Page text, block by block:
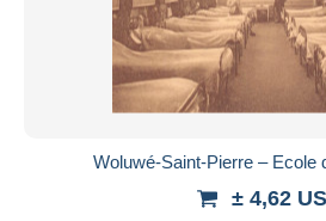
Woluwé-Saint-Pierre – Ecole
± 4,62